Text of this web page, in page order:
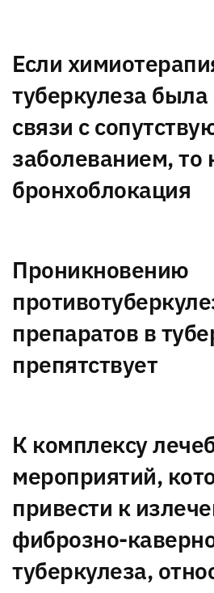
Если
туберкулеза
связи с
заболеванием, то
бронхоблокация
Проникновению
препаратов в
препятствует
К комплексу
мероприятий,
привести к
фиброзно-
туберкулеза,